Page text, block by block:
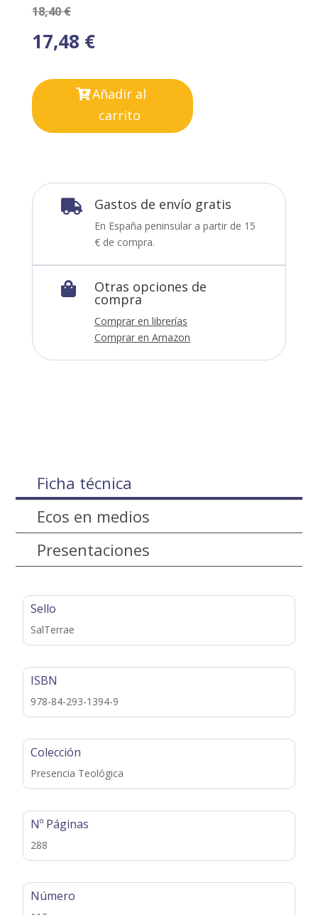
18,40€
17,48 €
Añadir al
carrito
 Gastos de envío gratis
En España peninsular a partir de 15
€ de compra.
 Otras opciones de
compra
Comprar en librerías
Comprar en Amazon
Ficha técnica
Ecos en medios
Presentaciones
Sello
SalTerrae
ISBN
978-84-293-1394-9
Colección
Presencia Teológica
Nº Páginas
288
Número